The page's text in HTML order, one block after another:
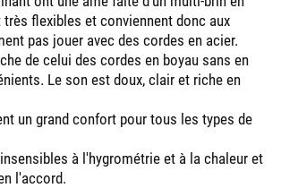
très flexibles et conviennent donc aux
pas jouer avec des cordes en acier.
de celui des cordes en boyau sans en
Le son est doux, clair et riche en
un grand confort pour tous les types de
à l'hygrométrie et à la chaleur et
l'accord.